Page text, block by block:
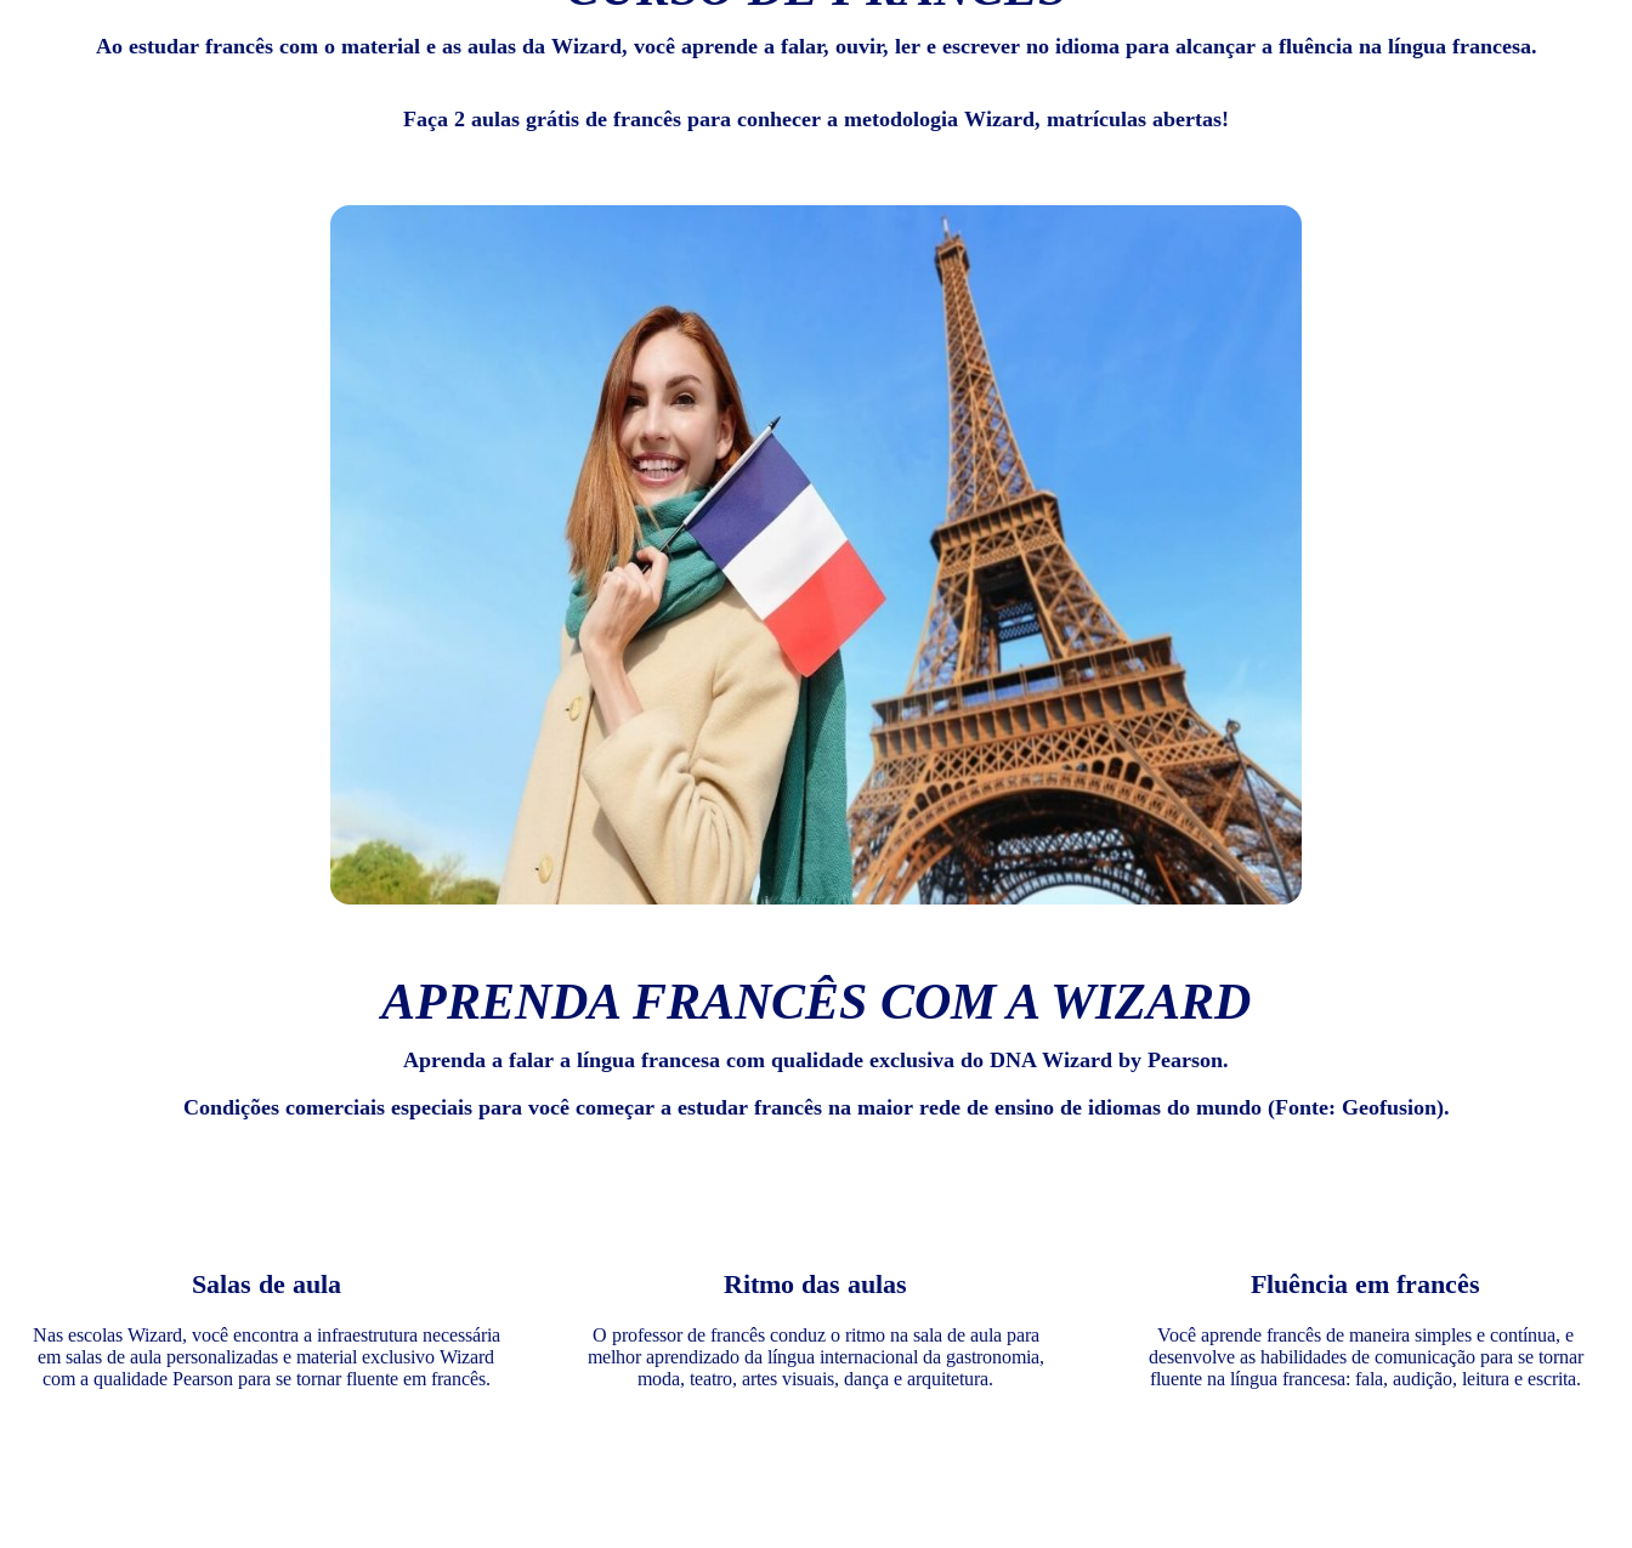
Ao estudar francês com o material e as aulas da Wizard, você aprende a falar, ouvir, ler e escrever no idioma para alcançar a fluência na língua francesa.
Faça 2 aulas grátis de francês para conhecer a metodologia Wizard, matrículas abertas!
APRENDA FRANCÊS COM A WIZARD
Aprenda a falar a língua francesa com qualidade exclusiva do DNA Wizard by Pearson.
Condições comerciais especiais para você começar a estudar francês na maior rede de ensino de idiomas do mundo (Fonte: Geofusion).
Salas de aula
Nas escolas Wizard, você encontra a infraestrutura necessária
em salas de aula personalizadas e material exclusivo Wizard
com a qualidade Pearson para se tornar fluente em francês.
Ritmo das aulas
O professor de francês conduz o ritmo na sala de aula para
melhor aprendizado da língua internacional da gastronomia,
moda, teatro, artes visuais, dança e arquitetura.
Fluência em francês
Você aprende francês de maneira simples e contínua, e
desenvolve as habilidades de comunicação para se tornar
fluente na língua francesa: fala, audição, leitura e escrita.